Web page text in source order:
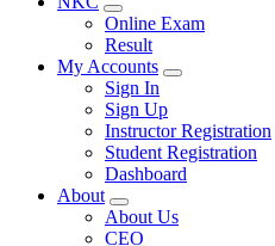
Online Exam
Result
My Accounts
Sign In
Sign Up
Instructor Registration
Student Registration
Dashboard
About
About Us
CEO